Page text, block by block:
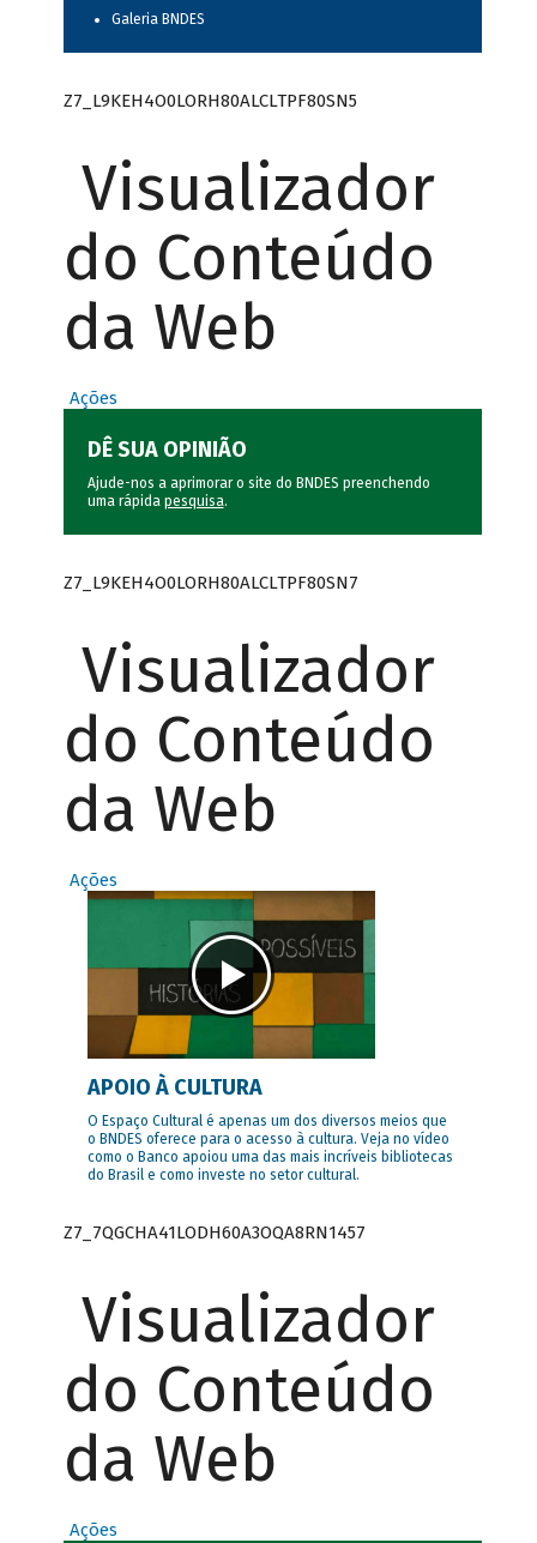
Galeria BNDES
Z7_L9KEH4O0LORH80ALCLTPF80SN5
Visualizador
do Conteúdo
da Web
Ações
DÊ SUA OPINIÃO
Ajude-nos a aprimorar o site do BNDES preenchendo
uma rápida pesquisa.
Z7_L9KEH4O0LORH80ALCLTPF80SN7
Visualizador
do Conteúdo
da Web
Ações
APOIO À CULTURA
O Espaço Cultural é apenas um dos diversos meios que
o BNDES oferece para o acesso à cultura. Veja no vídeo
como o Banco apoiou uma das mais incríveis bibliotecas
do Brasil e como investe no setor cultural.
Z7_7QGCHA41LODH60A3OQA8RN1457
Visualizador
do Conteúdo
da Web
Ações